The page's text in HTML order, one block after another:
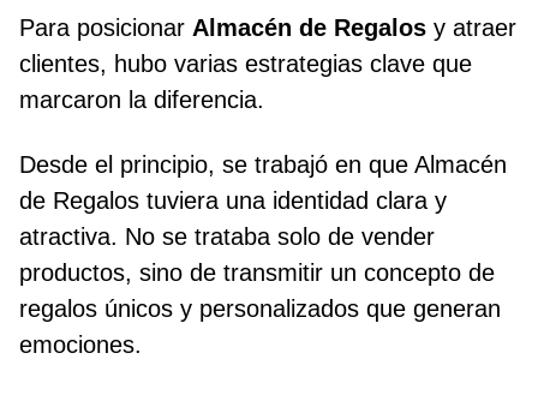
Para posicionar Almacén de Regalos y atraer
clientes, hubo varias estrategias clave que
marcaron la diferencia.
Desde el principio, se trabajó en que Almacén
de Regalos tuviera una identidad clara y
atractiva. No se trataba solo de vender
productos, sino de transmitir un concepto de
regalos únicos y personalizados que generan
emociones.